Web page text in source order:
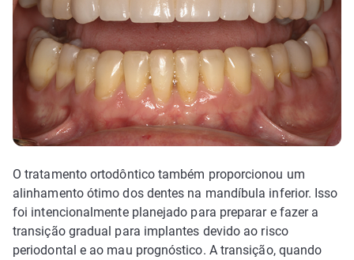
O tratamento ortodôntico também proporcionou um
alinhamento ótimo dos dentes na mandíbula inferior. Isso
foi intencionalmente planejado para preparar e fazer a
transição gradual para implantes devido ao risco
periodontal e ao mau prognóstico. A transição, quando